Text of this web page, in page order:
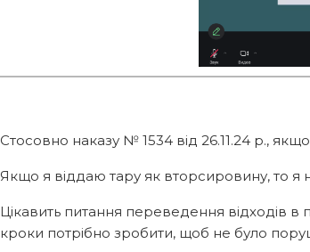
Стосовно наказу № 1534 від 26.11.24 р.,
Якщо я віддаю тару як вторсировину, то я
Цікавить питання переведення відходів в
кроки потрібно зробити, щоб не було